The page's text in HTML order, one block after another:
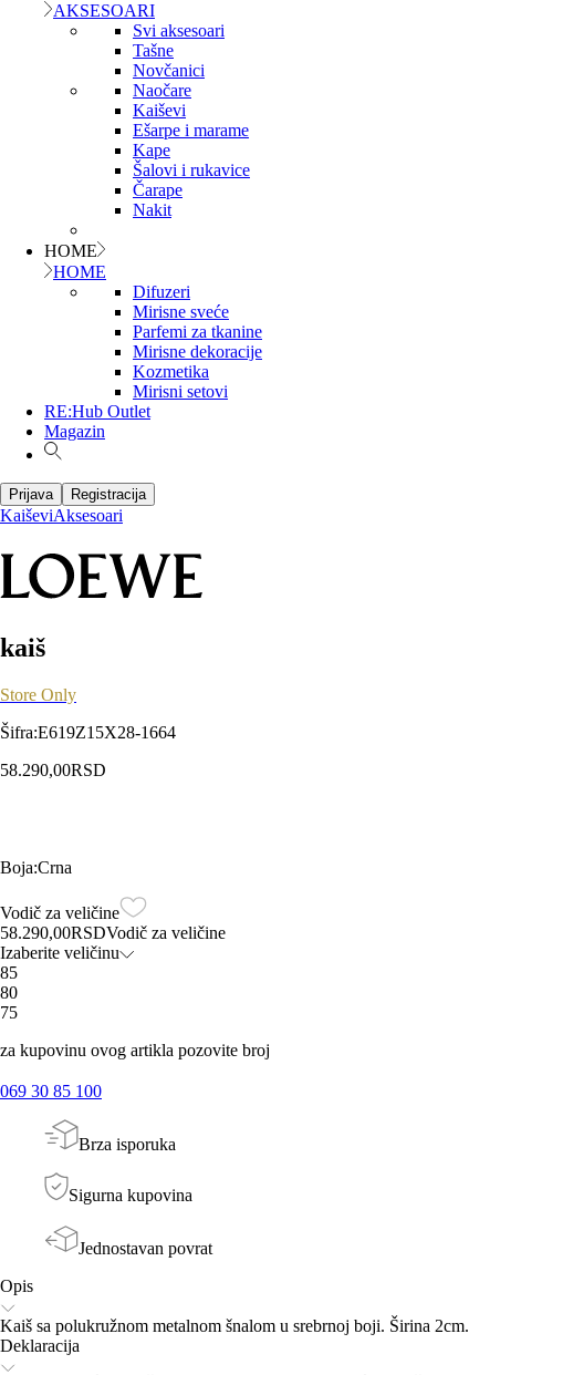
AKSESOARI
Svi aksesoari
Tašne
Novčanici
Naočare
Kaiševi
Ešarpe i marame
Kape
Šalovi i rukavice
Čarape
Nakit
HOME
HOME
Difuzeri
Mirisne sveće
Parfemi za tkanine
Mirisne dekoracije
Kozmetika
Mirisni setovi
RE:Hub Outlet
Magazin
Prijava Registracija
KaiševiAksesoari
kaiš
Store Only
Šifra:E619Z15X28-1664
58.290,00RSD
Boja:Crna
Vodič za veličine
58.290,00RSDVodič za veličine
Izaberite veličinu
85
80
75
za kupovinu ovog artikla pozovite broj
069 30 85 100
Brza isporuka
Sigurna kupovina
Jednostavan povrat
Opis
Kaiš sa polukružnom metalnom šnalom u srebrnoj boji. Širina 2cm.
Deklaracija